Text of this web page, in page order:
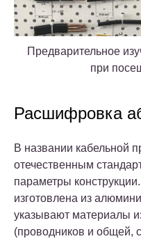
Предварительное
при
Расшифровка
В названии кабельной
отечественным
параметры
изготовлена из
указывают материалы
(проводников и общей,